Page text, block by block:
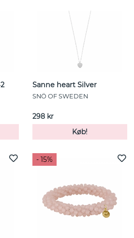
Sanne heart Silver
SNÖ OF SWEDEN
298 kr
Køb!
- 15%